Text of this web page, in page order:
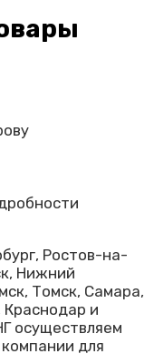
Ростов-на-
Нижний
Томск, Самара,
и
осуществляем
для